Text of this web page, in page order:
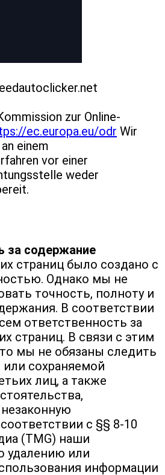
zur Online-
ec.europa.eu/odr Wir
einem
vor einer
weder
за содержание
страниц было создано с
Однако мы не
точность, полноту и
В соответствии
ответственность за
страниц. В связи с этим
мы не обязаны следить
сохраняемой
лиц, а также
с §§ 8-10
(TMG) наши
удалению или
информации